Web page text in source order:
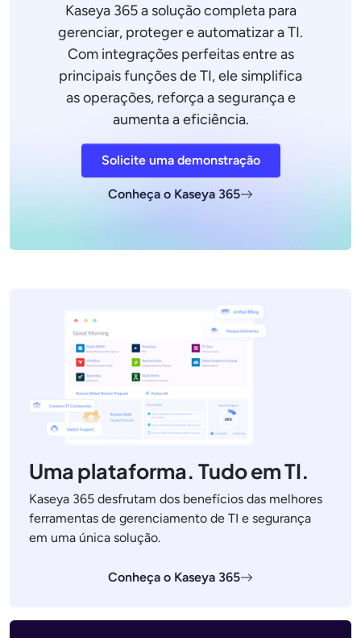
Kaseya 365 a solução completa para
gerenciar, proteger e automatizar a TI.
Com integrações perfeitas entre as
principais funções de TI, ele simplifica
as operações, reforça a segurança e
aumenta a eficiência.
Solicite uma demonstração
Conheça o Kaseya 365
Uma plataforma. Tudo em TI.
Kaseya 365 desfrutam dos benefícios das melhores
ferramentas de gerenciamento de TI e segurança
em uma única solução.
Conheça o Kaseya 365